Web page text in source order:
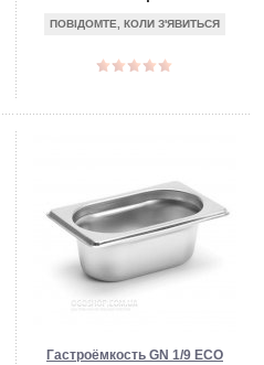
ПОВІДОМТЕ, КОЛИ З'ЯВИТЬСЯ
Гастроёмкость GN 1/9 ECO